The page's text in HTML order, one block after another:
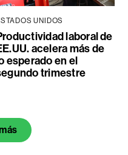
UNIDOS
laboral de
acelera más de
esperado en el
trimestre